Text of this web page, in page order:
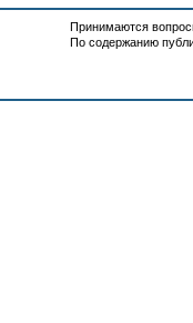
Принимаются
По содержанию